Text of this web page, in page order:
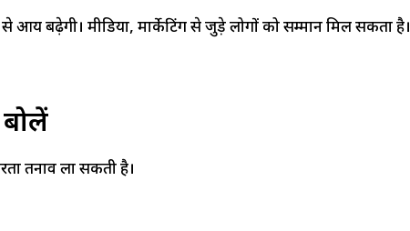
आय बढ़ेगी। मीडिया, मार्केटिंग से जुड़े लोगों को सम्मान मिल सकता है।
तनाव ला सकती है।